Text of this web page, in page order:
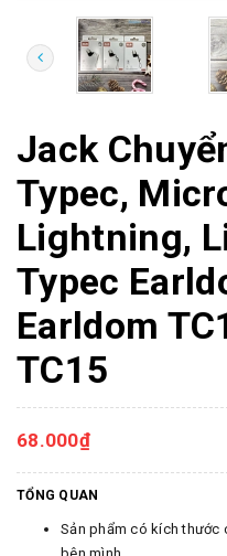
Jack
Typec,
Lightning,
Typec
Earldom
TC15
68.000₫
TỔNG QUAN
Sản phẩm có kích thước